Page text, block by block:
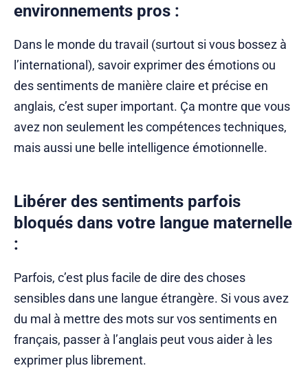
environnements pros :
Dans le monde du travail (surtout si vous bossez à
l’international), savoir exprimer des émotions ou
des sentiments de manière claire et précise en
anglais, c’est super important. Ça montre que vous
avez non seulement les compétences techniques,
mais aussi une belle intelligence émotionnelle.
Libérer des sentiments parfois
bloqués dans votre langue maternelle
:
Parfois, c’est plus facile de dire des choses
sensibles dans une langue étrangère. Si vous avez
du mal à mettre des mots sur vos sentiments en
français, passer à l’anglais peut vous aider à les
exprimer plus librement.